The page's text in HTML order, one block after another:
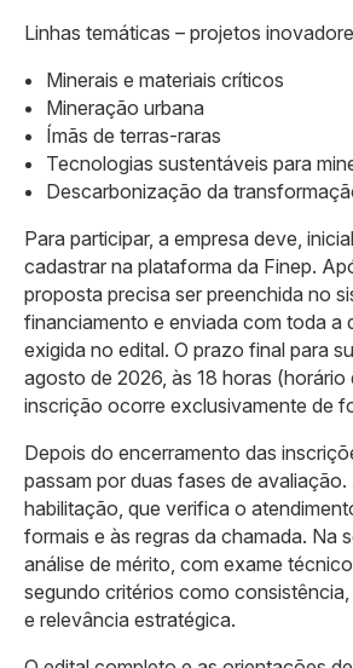
Linhas temáticas – projetos
Minerais e materiais críticos
Mineração urbana
Ímãs de terras-raras
Tecnologias sustentáveis para
Descarbonização da
Para participar, a empresa deve,
cadastrar na plataforma da Finep.
proposta precisa ser preenchida no
financiamento e enviada com toda a
exigida no edital. O prazo final para
agosto de 2026, às 18 horas (horário
inscrição ocorre exclusivamente de
Depois do encerramento das
passam por duas fases de avaliação.
habilitação, que verifica o
formais e às regras da chamada. Na
análise de mérito, com exame
segundo critérios como
e relevância estratégica.